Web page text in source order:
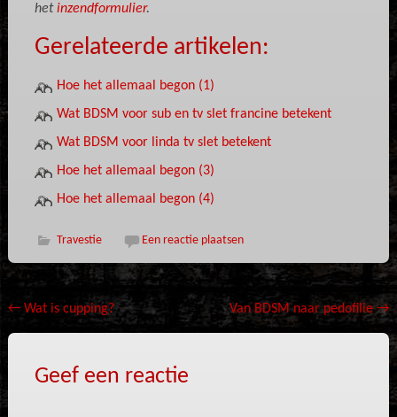
hetinzendformulier.
Gerelateerde artikelen:
Hoe het allemaal begon (1)
Wat BDSM voor sub en tv slet francine betekent
Wat BDSM voor linda tv slet betekent
Hoe het allemaal begon (3)
Hoe het allemaal begon (4)
Travestie Een reactie plaatsen
Bericht
navigatie
←Wat is cupping? Van BDSM naar pedofilie→
Geef een reactie